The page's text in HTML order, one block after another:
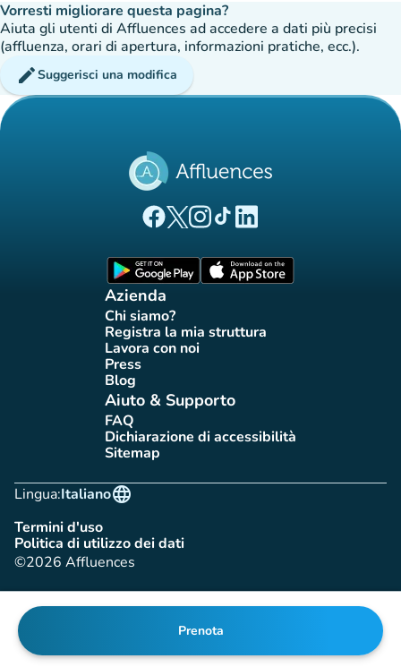
Vorresti migliorare questa pagina?
Aiuta gli utenti di Affluences ad accedere a dati più precisi
(affluenza, orari di apertura, informazioni pratiche, ecc.).
editSuggerisci una modifica
Prenota
(nuova scheda)
(nuova scheda)
(nuova scheda)
(nuova scheda)
(nuova scheda)
Azienda
Chi siamo?(nuova scheda)
Registra la mia struttura
(nuova scheda)
Lavora con noi
(nuova scheda)
Press(nuova scheda)
Blog(nuova scheda)
Aiuto & Supporto
FAQ(nuova scheda)
Dichiarazione di accessibilità
(nuova scheda)
Sitemap(nuova scheda)
Lingua:
language
Italiano
Termini d'uso(nuova scheda)
Politica di utilizzo dei dati
(nuova scheda)
©2026 Affluences